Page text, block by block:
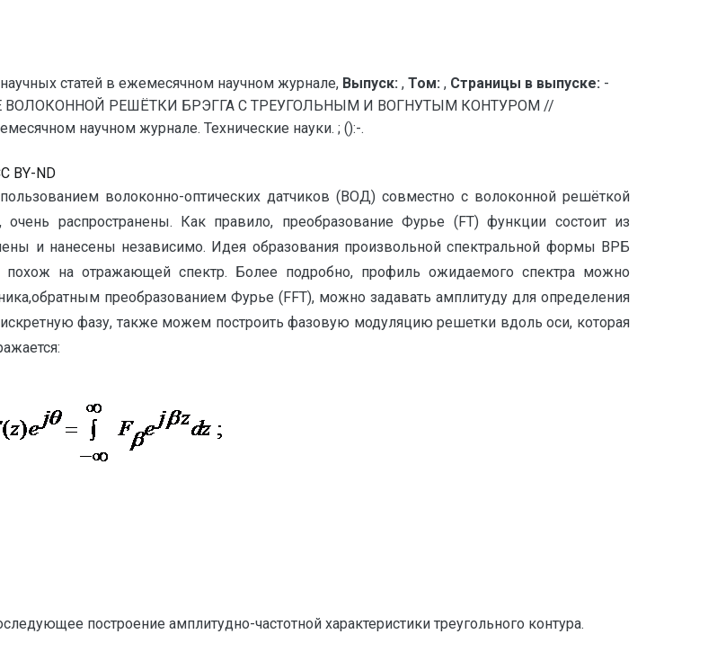
статей в ежемесячном научном журнале, Выпуск: , Том: , Страницы в выпуске: -
ВОЛОКОННОЙ РЕШЁТКИ БРЭГГА С ТРЕУГОЛЬНЫМ И ВОГНУТЫМ КОНТУРОМ //
научном журнале. Технические науки. ; ():-.
BY-ND
волоконно-оптических датчиков (ВОД) совместно с волоконной решёткой
распространены. Как правило, преобразование Фурье (FT) функции состоит из
и нанесены независимо. Идея образования произвольной спектральной формы ВРБ
на отражающей спектр. Более подробно, профиль ожидаемого спектра можно
преобразованием Фурье (FFT), можно задавать амплитуду для определения
фазу, также можем построить фазовую модуляцию решетки вдоль оси, которая
построение амплитудно-частотной характеристики треугольного контура.